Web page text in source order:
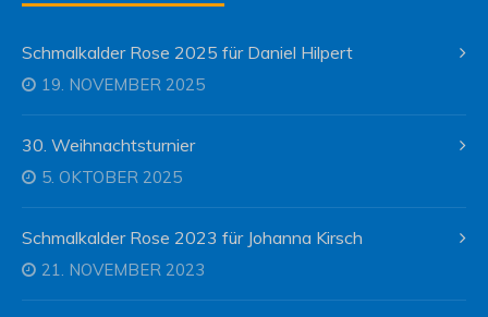
Schmalkalder Rose 2025 für Daniel Hilpert
19. NOVEMBER 2025
30. Weihnachtsturnier
5. OKTOBER 2025
Schmalkalder Rose 2023 für Johanna Kirsch
21. NOVEMBER 2023